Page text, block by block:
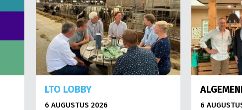
LTO LOBBY
6 AUGUSTUS 2026 6